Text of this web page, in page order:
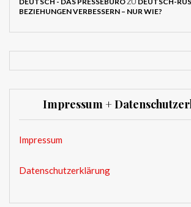
BEZIEHUNGEN VERBESSERN – NUR WIE?
Impressum +
Impressum
Datenschutzerklärung